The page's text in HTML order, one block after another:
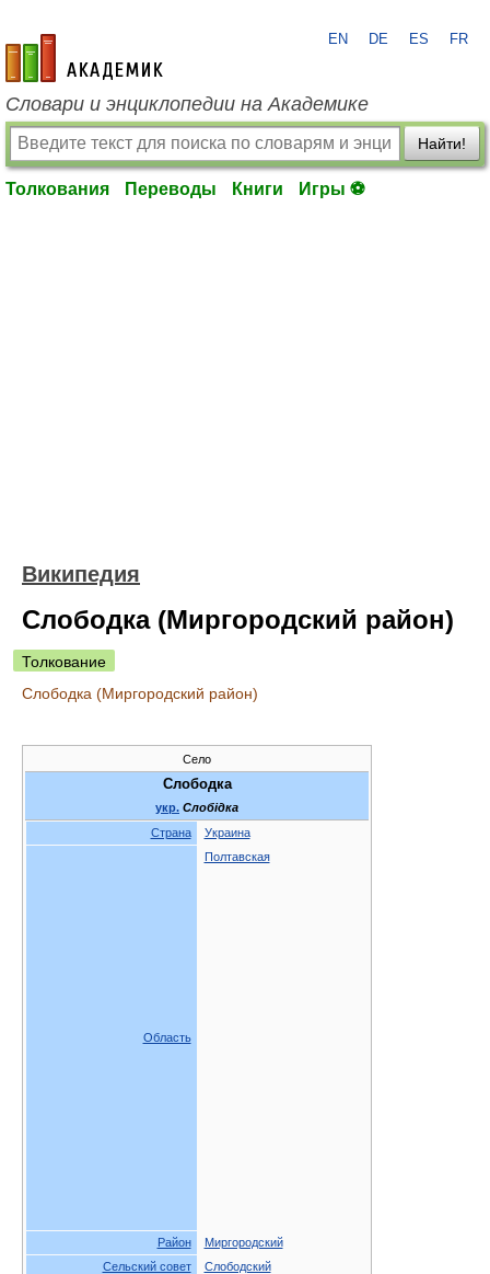
academic.ru
EN DE ES FR
Словари и энциклопедии на Академике
Найти!
Толкования Переводы Книги Игры ⚽
Википедия
Слободка (Миргородский район)
Толкование
Слободка (Миргородский район)
Село
Слободка
укр. Слобідка
Страна
Украина
Область
Полтавская
Район
Миргородский
Сельский совет
Слободский